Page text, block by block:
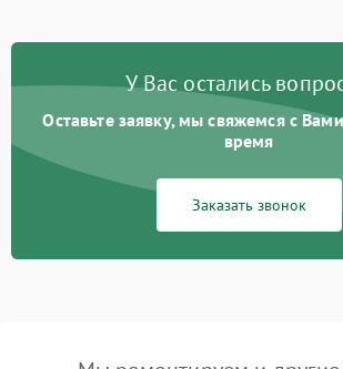
У Вас остались
Оставьте заявку, мы свяжемся с
время
Заказать звонок